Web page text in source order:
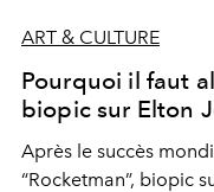
ART & CULTURE
Pourquoi il faut
biopic sur Elton
Après le succès
“Rocketman”, biopic